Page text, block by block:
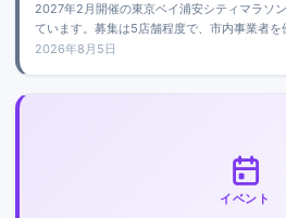
2027年2月開催の東京ベイ浦安シティマラソ
ています。募集は5店舗程度で、市内事業者
日必着です。
2026年8月5日
イベント